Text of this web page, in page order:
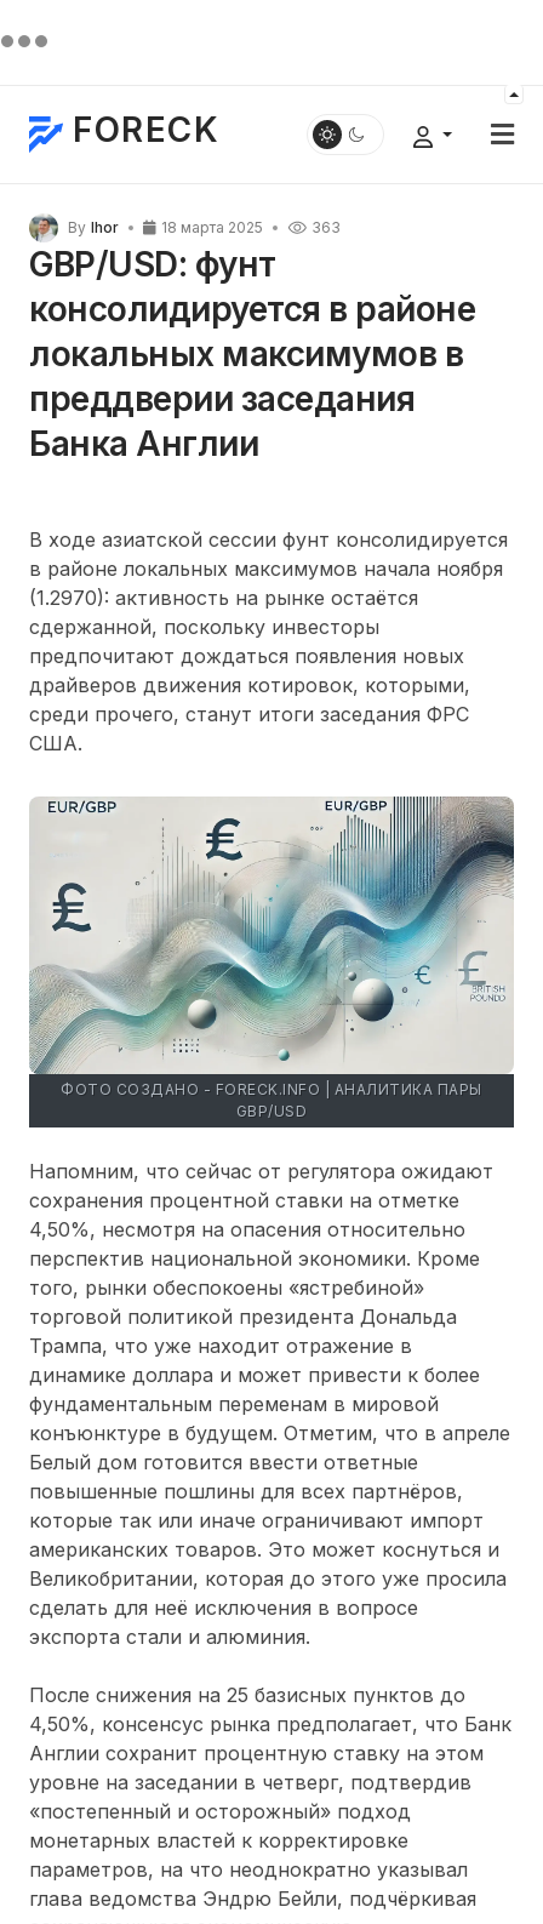
FORECK
By Ihor 18 марта 2025 363
GBP/USD: фунт
консолидируется в районе
локальных максимумов в
преддверии заседания
Банка Англии
В ходе азиатской сессии фунт консолидируется
в районе локальных максимумов начала ноября
(1.2970): активность на рынке остаётся
сдержанной, поскольку инвесторы
предпочитают дождаться появления новых
драйверов движения котировок, которыми,
среди прочего, станут итоги заседания ФРС
США.
ФОТО СОЗДАНО - FORECK.INFO | АНАЛИТИКА ПАРЫ
GBP/USD
Напомним, что сейчас от регулятора ожидают
сохранения процентной ставки на отметке
4,50%, несмотря на опасения относительно
перспектив национальной экономики. Кроме
того, рынки обеспокоены «ястребиной»
торговой политикой президента Дональда
Трампа, что уже находит отражение в
динамике доллара и может привести к более
фундаментальным переменам в мировой
конъюнктуре в будущем. Отметим, что в апреле
Белый дом готовится ввести ответные
повышенные пошлины для всех партнёров,
которые так или иначе ограничивают импорт
американских товаров. Это может коснуться и
Великобритании, которая до этого уже просила
сделать для неё исключения в вопросе
экспорта стали и алюминия.
После снижения на 25 базисных пунктов до
4,50%, консенсус рынка предполагает, что Банк
Англии сохранит процентную ставку на этом
уровне на заседании в четверг, подтвердив
«постепенный и осторожный» подход
монетарных властей к корректировке
параметров, на что неоднократно указывал
глава ведомства Эндрю Бейли, подчёркивая